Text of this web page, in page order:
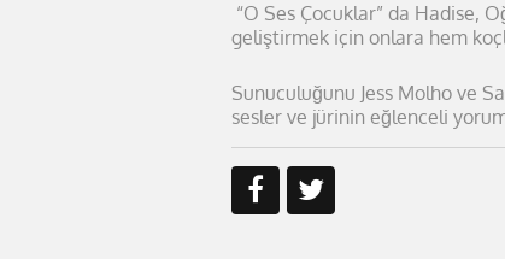
“O Ses Çocuklar” da Hadise,
geliştirmek için onlara hem
Sunuculuğunu Jess Molho ve
sesler ve jürinin eğlenceli